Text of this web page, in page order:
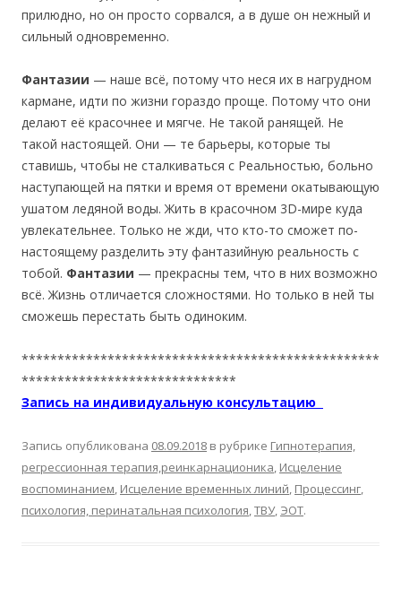
прилюдно, но он просто сорвался, а в душе он нежный и
сильный одновременно.
Фантазии — наше всё, потому что неся их в нагрудном
кармане, идти по жизни гораздо проще. Потому что они
делают её красочнее и мягче. Не такой ранящей. Не
такой настоящей. Они — те барьеры, которые ты
ставишь, чтобы не сталкиваться с Реальностью, больно
наступающей на пятки и время от времени окатывающую
ушатом ледяной воды. Жить в красочном 3D-мире куда
увлекательнее. Только не жди, что кто-то сможет по-
настоящему разделить эту фантазийную реальность с
тобой. Фантазии — прекрасны тем, что в них возможно
всё. Жизнь отличается сложностями. Но только в ней ты
сможешь перестать быть одиноким.
**************************************************
******************************
Запись на индивидуальную консультацию
Запись опубликована 08.09.2018 в рубрике Гипнотерапия,
регрессионная терапия,реинкарнационика, Исцеление
воспоминанием, Исцеление временных линий, Процессинг,
психология, перинатальная психология,ТВУ, ЭОТ.